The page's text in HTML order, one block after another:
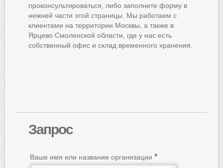
проконсультироваться, либо заполните форму в
нижней части этой страницы. Мы работаем с
клиентами на территории Москвы, а также в
Ярцево Смоленской области, где у нас есть
собственный офис и склад временного хранения.
Запрос
Ваше имя или название организации